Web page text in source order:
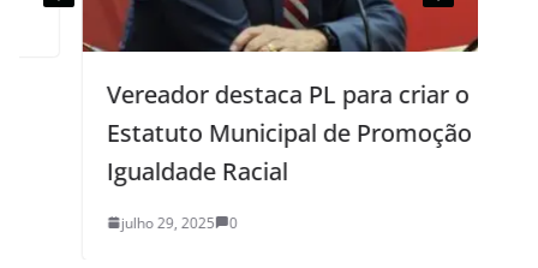
Vereador destaca PL para criar o
Estatuto Municipal de Promoção da
Igualdade Racial
julho 29, 2025 0